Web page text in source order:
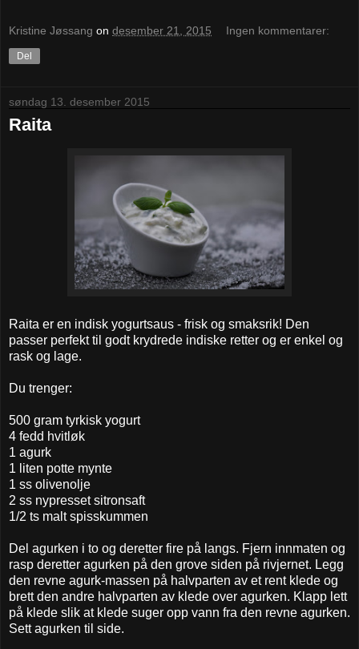
Kristine Jøssang on desember 21, 2015 Ingen kommentarer:
Del
søndag 13. desember 2015
Raita
Raita er en indisk yogurtsaus - frisk og smaksrik! Den
passer perfekt til godt krydrede indiske retter og er enkel og
rask og lage.
Du trenger:
500 gram tyrkisk yogurt
4 fedd hvitløk
1 agurk
1 liten potte mynte
1 ss olivenolje
2 ss nypresset sitronsaft
1/2 ts malt spisskummen
Del agurken i to og deretter fire på langs. Fjern innmaten og
rasp deretter agurken på den grove siden på rivjernet. Legg
den revne agurk-massen på halvparten av et rent klede og
brett den andre halvparten av klede over agurken. Klapp lett
på klede slik at klede suger opp vann fra den revne agurken.
Sett agurken til side.